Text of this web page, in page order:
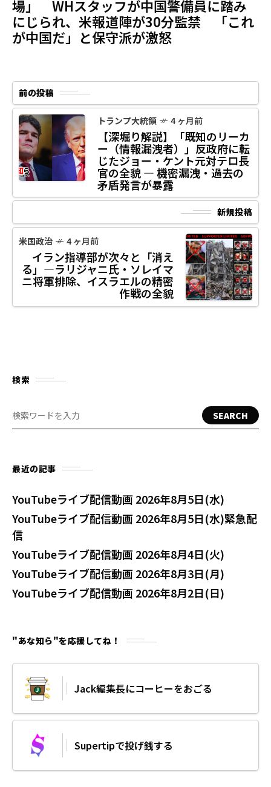
場」 WHスタッフが中国警備員に踏み
にじられ、米報道陣が30分監禁 「これ
が中国だ」と保守派が激怒
前の投稿
トランプ大統領 4 ヶ月前
【深堀り解説】「既知のリーカ
ー（情報漏洩者）」反政府に転
じたジョー・ケント元対テロ長
官の全貌 ― 機密漏洩・過去の
矛盾発言が暴露
新規投稿
米国政治 4 ヶ月前
イラン指導部が次々と「消え
る」—ラリジャニ氏・ソレイマ
ニ将軍排除、イスラエルの精密
作戦の全貌
検索
SEARCH
最近の記事
YouTubeライブ配信動画 2026年8月5日(水)
YouTubeライブ配信動画 2026年8月5日(水)緊急配
信
YouTubeライブ配信動画 2026年8月4日(火)
YouTubeライブ配信動画 2026年8月3日(月)
YouTubeライブ配信動画 2026年8月2日(日)
"あな知ら"を応援してね！
Jack編集長にコーヒーをおごる
Supertipで投げ銭する